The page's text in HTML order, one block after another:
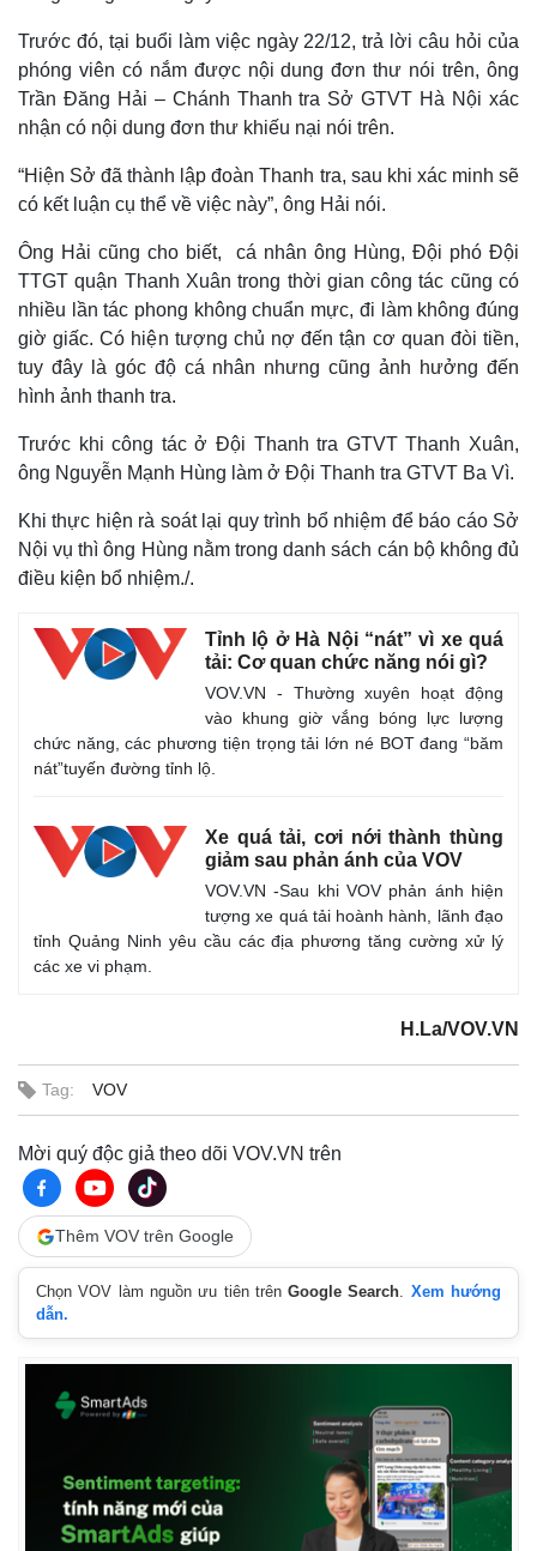
Trước đó, tại buổi làm việc ngày 22/12, trả lời câu hỏi của
phóng viên có nắm được nội dung đơn thư nói trên, ông
Trần Đăng Hải – Chánh Thanh tra Sở GTVT Hà Nội xác
nhận có nội dung đơn thư khiếu nại nói trên.
“Hiện Sở đã thành lập đoàn Thanh tra, sau khi xác minh sẽ
có kết luận cụ thể về việc này”, ông Hải nói.
Ông Hải cũng cho biết, cá nhân ông Hùng, Đội phó Đội
TTGT quận Thanh Xuân trong thời gian công tác cũng có
nhiều lần tác phong không chuẩn mực, đi làm không đúng
giờ giấc. Có hiện tượng chủ nợ đến tận cơ quan đòi tiền,
tuy đây là góc độ cá nhân nhưng cũng ảnh hưởng đến
hình ảnh thanh tra.
Trước khi công tác ở Đội Thanh tra GTVT Thanh Xuân,
ông Nguyễn Mạnh Hùng làm ở Đội Thanh tra GTVT Ba Vì.
Khi thực hiện rà soát lại quy trình bổ nhiệm để báo cáo Sở
Nội vụ thì ông Hùng nằm trong danh sách cán bộ không đủ
điều kiện bổ nhiệm./.
Tỉnh lộ ở Hà Nội “nát” vì xe quá
tải: Cơ quan chức năng nói gì?
VOV.VN - Thường xuyên hoạt động
vào khung giờ vắng bóng lực lượng
chức năng, các phương tiện trọng tải lớn né BOT đang “băm
nát”tuyến đường tỉnh lộ.
Xe quá tải, cơi nới thành thùng
giảm sau phản ánh của VOV
VOV.VN -Sau khi VOV phản ánh hiện
tượng xe quá tải hoành hành, lãnh đạo
tỉnh Quảng Ninh yêu cầu các địa phương tăng cường xử lý
các xe vi phạm.
H.La/VOV.VN
Tag: VOV
Mời quý độc giả theo dõi VOV.VN trên
Thêm VOV trên Google
Chọn VOV làm nguồn ưu tiên trênGoogle Search. Xem hướng
dẫn.